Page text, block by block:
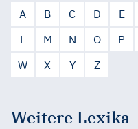
A B C D E
L
M N O P
W
X Y Z
Weitere Lexika